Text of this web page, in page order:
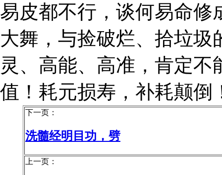
易皮都不行，谈何易命修
大舞，与捡破烂、拾垃
灵、高能、高准，肯定
值！耗元损寿，补耗颠倒
下一页：
洗髓经明目功，劈
上一页：